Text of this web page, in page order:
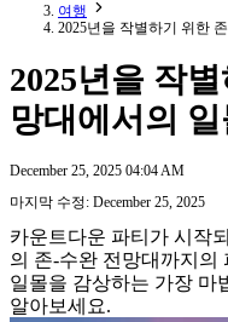
여행
2025년을 작별하기 위한
2025년을 작
망대에서의 일
December 25, 2025 04:04 AM
마지막 수정: December 25, 2025
카운트다운 파티가 시작
의 존-수완 전망대까지의
일몰을 감상하는 가장 마
알아보세요.